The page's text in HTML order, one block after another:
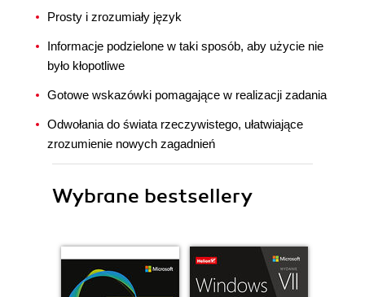
Prosty i zrozumiały język
Informacje podzielone w taki sposób, aby użycie nie
było kłopotliwe
Gotowe wskazówki pomagające w realizacji zadania
Odwołania do świata rzeczywistego, ułatwiające
zrozumienie nowych zagadnień
Wybrane bestsellery